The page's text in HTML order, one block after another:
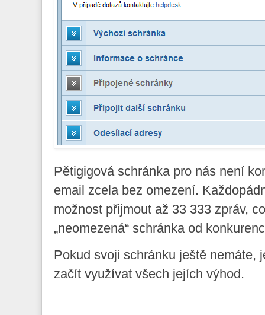
Pětigigová schránka pro nás není
email zcela bez omezení.
možnost přijmout až 33 333 zpráv,
„neomezená“ schránka od
Pokud svoji schránku ještě nemáte,
začít využívat všech jejích výhod.